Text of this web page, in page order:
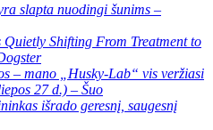
slapta nuodingi šunims –
Shifting From Treatment to
– mano „Husky-Lab“ vis veržiasi
27 d.) – Šuo
išrado geresnį, saugesnį